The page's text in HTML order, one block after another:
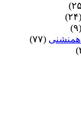
(۲۴)
(۹)
(۷۷)